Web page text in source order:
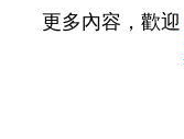
更多內容，歡迎